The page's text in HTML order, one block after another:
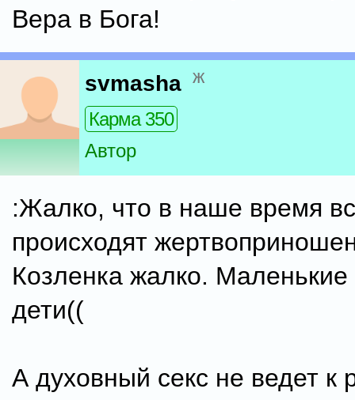
Вера в Бога!
svmasha ж
Карма 350
Автор
:Жалко, что в наше время
происходят
Козленка жалко. Маленькие
дети((
А духовный секс не ведет к